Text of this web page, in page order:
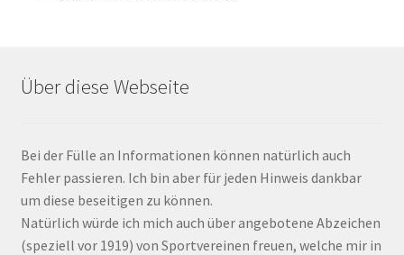
Über diese Webseite
Bei der Fülle an Informationen können natürlich auch
Fehler passieren. Ich bin aber für jeden Hinweis dankbar
um diese beseitigen zu können.
Natürlich würde ich mich auch über angebotene Abzeichen
(speziell vor 1919) von Sportvereinen freuen, welche mir in